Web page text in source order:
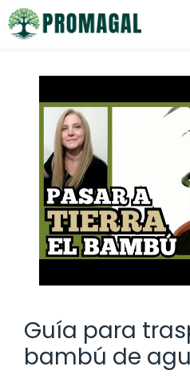
Saltar
al
Guía para
bambú de